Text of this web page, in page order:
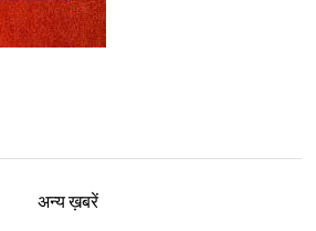
अन्य ख़बरें